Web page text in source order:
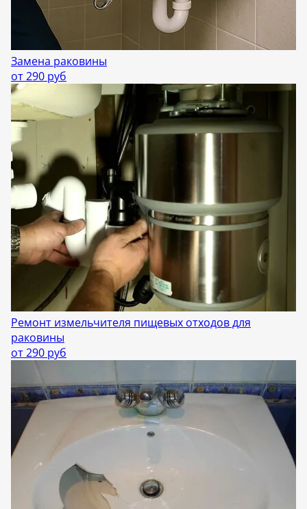
Замена раковины
от 290 руб
Ремонт измельчителя пищевых отходов для
раковины
от 290 руб